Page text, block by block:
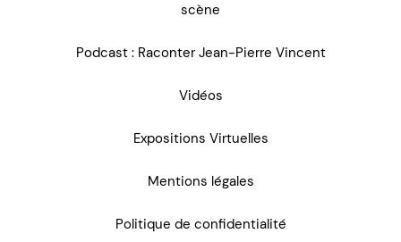
scène
Podcast : Raconter Jean-Pierre Vincent
Vidéos
Expositions Virtuelles
Mentions légales
Politique de confidentialité